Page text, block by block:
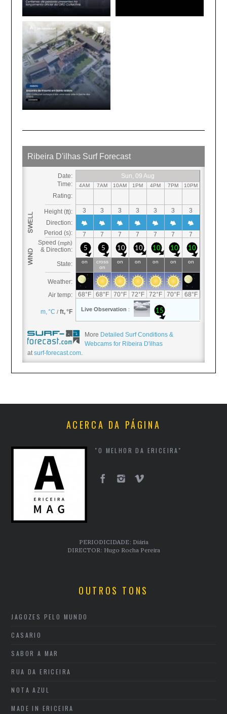
More Detailed Surf Conditions &
Webcams for Ribeira D'ilhas
at surf-forecast.com.
ACERCA DA PÁGINA
"O MELHOR DA ERICEIRA"
PERIODICIDADE: Diária
DIRECTOR: Hugo Rocha Pereira
OUTROS TONS
JAGOZES PELO MUNDO
CASARIO
SABOR A MAR
RUA DA ERICEIRA
NOTA AZUL
MADE IN ERICEIRA